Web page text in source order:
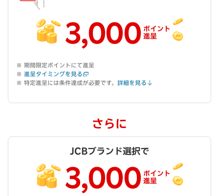
3,000 ポイント
進呈
期間限定ポイントにて進呈
進呈タイミングを見る
特定進呈には条件達成が必要です。 詳細を見る
さらに
JCBブランド選択で
3,000 ポイント
進呈